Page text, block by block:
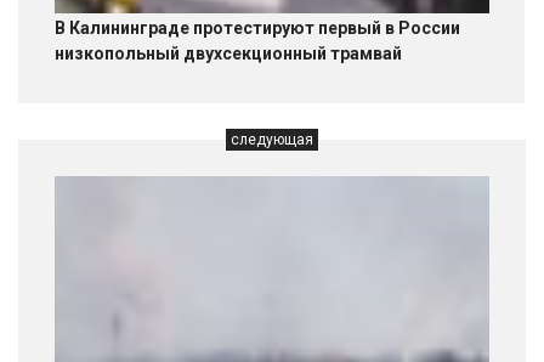
В Калининграде протестируют первый в России
низкопольный двухсекционный трамвай
следующая